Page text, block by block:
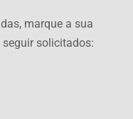
marque a sua
solicitados: